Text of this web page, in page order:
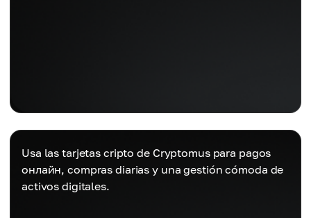
Usa las tarjetas cripto de Cryptomus para pagos
онлайн, compras diarias y una gestión cómoda de
activos digitales.